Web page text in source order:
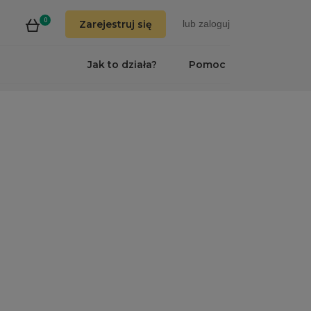
0 Zarejestruj się lub zaloguj
Pomoc
Jak to działa?